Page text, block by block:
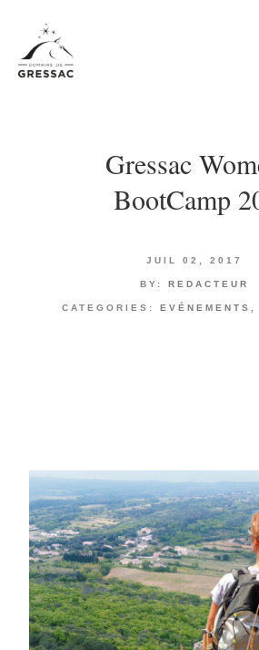
Gressac
BootCamp
JUIL 02, 2017
BY: REDACTEUR
CATEGORIES: EVÉNEMENTS